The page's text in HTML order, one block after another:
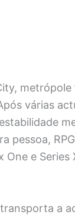
várias
pessoa,
One e
transporta a